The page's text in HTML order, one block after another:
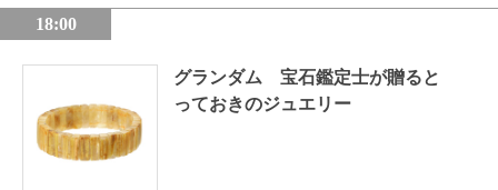
18:00
グランダム 宝石鑑定士が贈ると
っておきのジュエリー